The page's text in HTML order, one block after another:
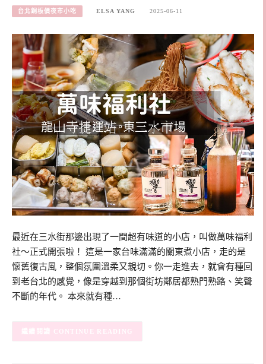
台北銅板價夜市小吃 ELSA YANG 2025-06-11
最近在三水街那邊出現了一間超有味道的小店，叫做萬味福利
社～正式開張啦！ 這是一家台味滿滿的關東煮小店，走的是
懷舊復古風，整個氛圍溫柔又親切。你一走進去，就會有種回
到老台北的感覺，像是穿越到那個街坊鄰居都熟門熟路、笑聲
不斷的年代。 本來就有種…
CONTINUE READING